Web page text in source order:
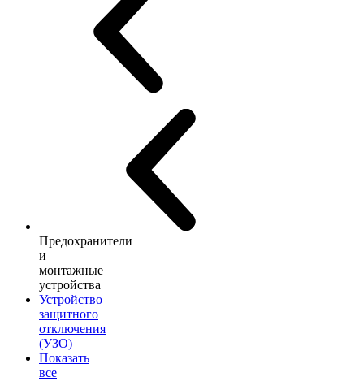
Предохранители
и
монтажные
устройства
Устройство
защитного
отключения
(УЗО)
Показать
все